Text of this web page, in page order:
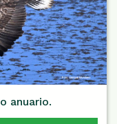
anuario.